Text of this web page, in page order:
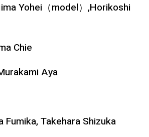
Yohei（model）,Horikoshi
Chie
Aya
Takehara Shizuka